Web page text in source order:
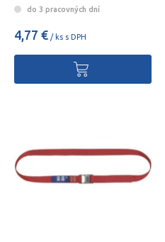
do 3 pracovných dní
4,77 € / ks s DPH